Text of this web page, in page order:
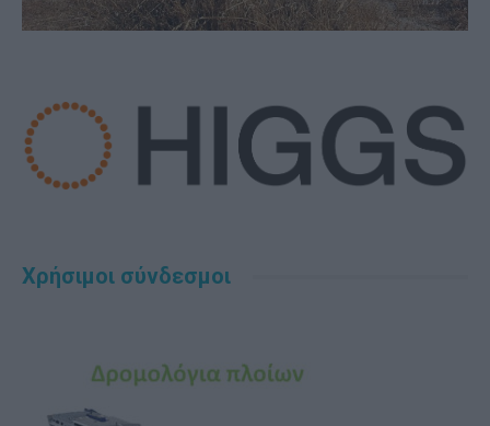
Χρήσιμοι σύνδεσμοι